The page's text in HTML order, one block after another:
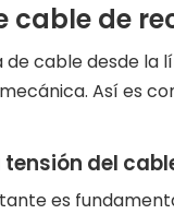
cable de
cable desde la
Así es
tensión del
es